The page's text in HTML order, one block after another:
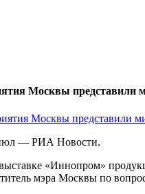
Москвы представили
— РИА Новости.
«Иннопром»
мэра Москвы по